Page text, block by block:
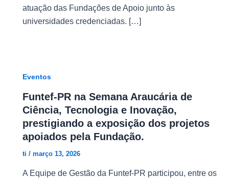
atuação das Fundações de Apoio junto às
universidades credenciadas. […]
Eventos
Funtef-PR na Semana Araucária de
Ciência, Tecnologia e Inovação,
prestigiando a exposição dos projetos
apoiados pela Fundação.
ti / março 13, 2026
A Equipe de Gestão da Funtef-PR participou, entre os